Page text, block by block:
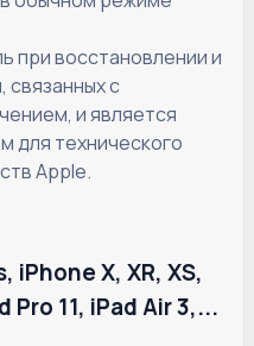
при восстановлении и
связанных с
и является
для технического
Apple.
iPhone X, XR, XS,
Pro 11, iPad Air 3,...